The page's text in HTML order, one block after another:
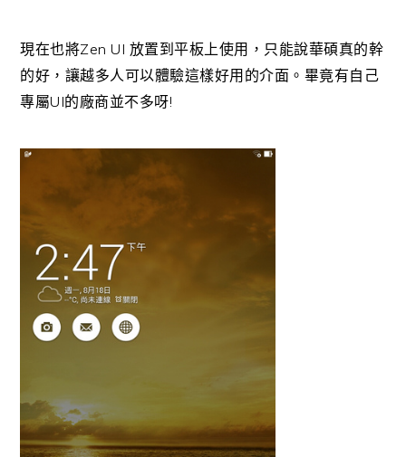
現在也將Zen UI 放置到平板上使用，只能說華碩真的幹
的好，讓越多人可以體驗這樣好用的介面。畢竟有自己
專屬UI的廠商並不多呀!